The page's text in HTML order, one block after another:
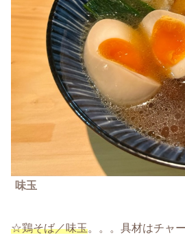
味玉
☆鶏そば／味玉。。。具材はチャ